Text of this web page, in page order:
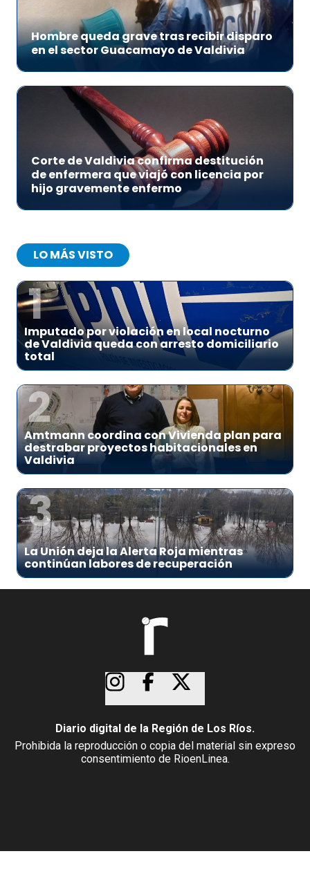
Hombre queda grave tras recibir disparo
en el sector Guacamayo de Valdivia
Corte de Valdivia confirma destitución
de enfermera que viajó con licencia por
hijo gravemente enfermo
LO MÁS VISTO
1
Imputado por violación en local nocturno
de Valdivia queda con arresto domiciliario
total
2
Amtmann coordina con Vivienda plan para
destrabar proyectos habitacionales en
Valdivia
3
La Unión deja la Alerta Roja mientras
continúan labores de recuperación
Diario digital de la Región de Los Ríos.
Prohibida la reproducción o copia del material sin expreso
consentimiento de RioenLinea.